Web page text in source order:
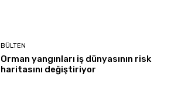
BÜLTEN
Orman yangınları iş dünyasının risk
haritasını değiştiriyor